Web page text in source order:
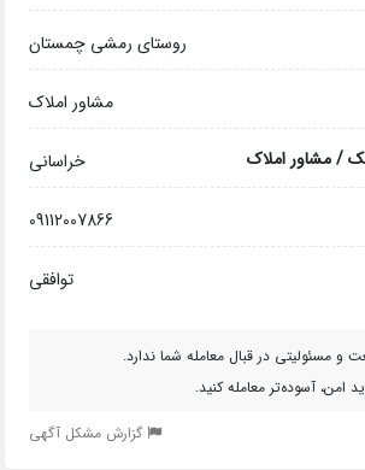
روستای رمشی چمستان
مشاور املاک
/ مشاور املاک خراسانی
09112007866
توافقی
و مسئولیتی در قبال معامله شما ندارد.
امن، آسوده‌تر معامله کنید.
گزارش مشکل آگهی